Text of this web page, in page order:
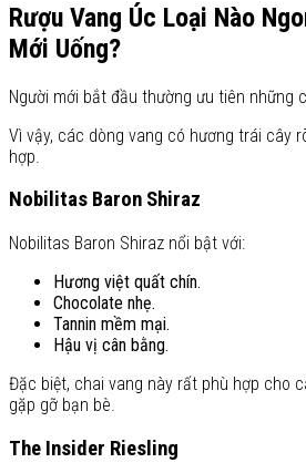
Rượu Vang Úc Loại Nào
Mới Uống?
Người mới bắt đầu thường ưu tiên những
Vì vậy, các dòng vang có hương trái cây
hợp.
Nobilitas Baron Shiraz
Nobilitas Baron Shiraz nổi bật với:
Hương việt quất chín.
Chocolate nhẹ.
Tannin mềm mại.
Hậu vị cân bằng.
Đặc biệt, chai vang này rất phù hợp cho
gặp gỡ bạn bè.
The Insider Riesling